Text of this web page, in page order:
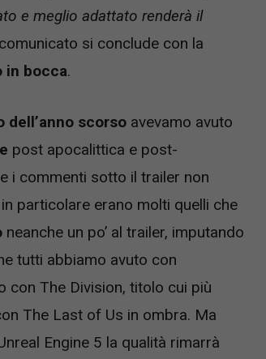
e meglio adattato renderà il
si conclude con la
in bocca.
dell’anno scorso avevamo avuto
post apocalittica e post-
i commenti sotto il trailer non
particolare erano molti quelli che
neanche un po’ al trailer, imputando
tutti abbiamo avuto con
con The Division, titolo cui più
The Last of Us in ombra. Ma
Engine 5 la qualità rimarrà